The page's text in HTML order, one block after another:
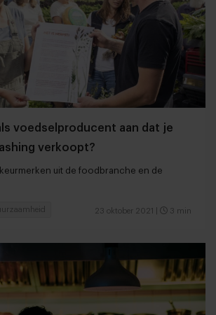
voedselproducent aan dat je
verkoopt?
uit de foodbranche en de
23 oktober 2021 3 min